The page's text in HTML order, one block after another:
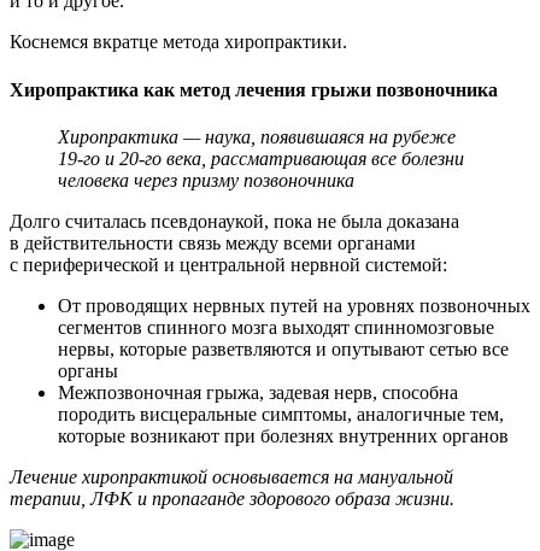
Коснемся вкратце метода хиропрактики.
Хиропрактика как метод лечения грыжи позвоночника
Хиропрактика — наука, появившаяся на рубеже
19-го и 20-го века, рассматривающая все болезни
человека через призму позвоночника
Долго считалась псевдонаукой, пока не была доказана
в действительности связь между всеми органами
с периферической и центральной нервной системой:
От проводящих нервных путей на уровнях позвоночных
сегментов спинного мозга выходят спинномозговые
нервы, которые разветвляются и опутывают сетью все
органы
Межпозвоночная грыжа, задевая нерв, способна
породить висцеральные симптомы, аналогичные тем,
которые возникают при болезнях внутренних органов
Лечение хиропрактикой основывается на мануальной
терапии, ЛФК и пропаганде здорового образа жизни.